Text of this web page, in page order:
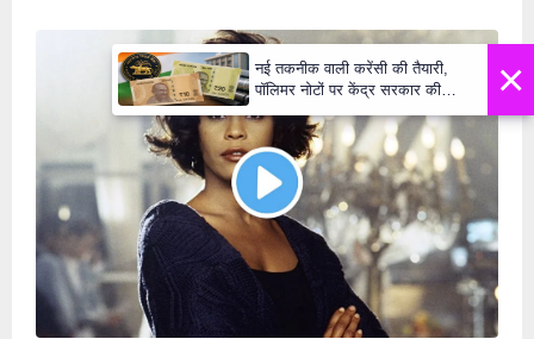
×
नई तकनीक वाली करेंसी की तैयारी,
पॉलिमर नोटों पर केंद्र सरकार की
₹10 और ₹20 के नोट - Daily Lok
Manch PM Modi U